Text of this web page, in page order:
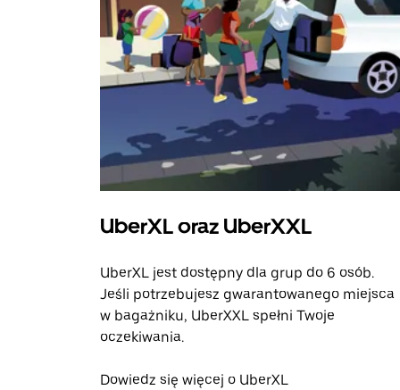
UberXL oraz UberXXL
UberXL jest dostępny dla grup do 6 osób.
Jeśli potrzebujesz gwarantowanego miejsca
w bagażniku, UberXXL spełni Twoje
oczekiwania.
Dowiedz się więcej o UberXL